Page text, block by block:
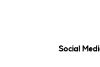
Social